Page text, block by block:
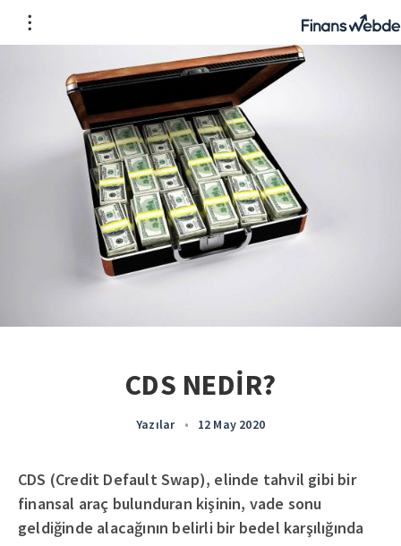
CDS NEDİR?
Yazılar • 12 May 2020
CDS (Credit Default Swap), elinde tahvil gibi bir
finansal araç bulunduran kişinin, vade sonu
geldiğinde alacağının belirli bir bedel karşılığında